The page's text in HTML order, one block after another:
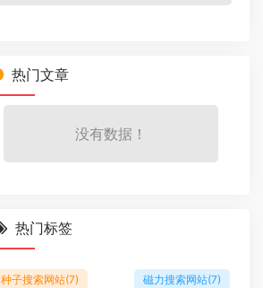
热门文章
没有数据！
热门标签
种子搜索网站(7) 磁力搜索网站(7)